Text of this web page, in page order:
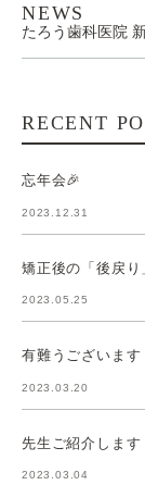
NEWS
たろう歯科医院
RECENT
忘年会🎉
2023.12.31
矯正後の「後戻り
2023.05.25
有難うございます
2023.03.20
先生ご紹介します
2023.03.04